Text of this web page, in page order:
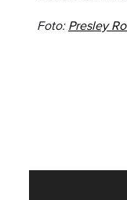
Foto: Presley